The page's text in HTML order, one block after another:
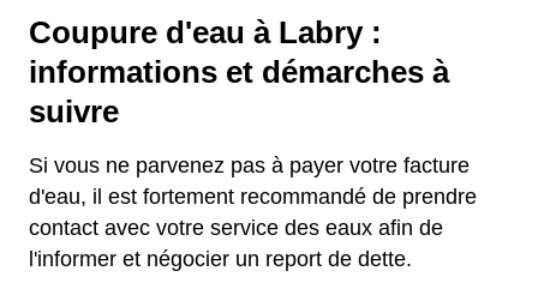
Coupure d'eau à Labry :
informations et démarches à
suivre
Si vous ne parvenez pas à payer votre facture
d'eau, il est fortement recommandé de prendre
contact avec votre service des eaux afin de
l'informer et négocier un report de dette.